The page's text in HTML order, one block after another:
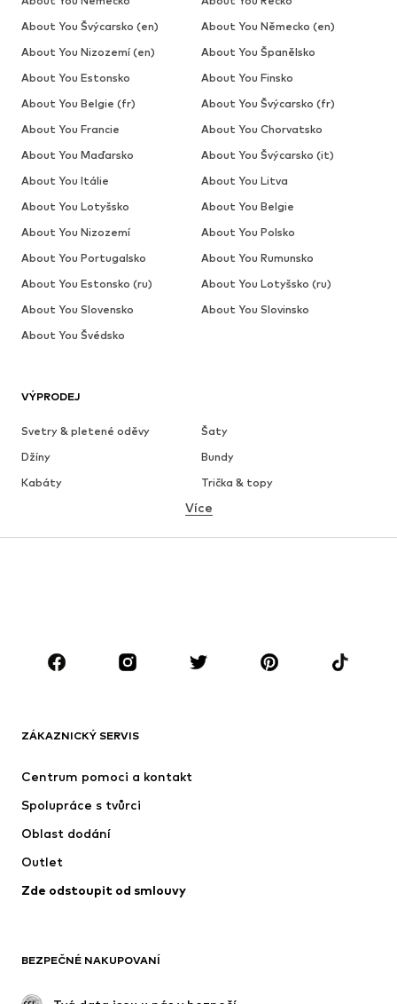
VÝPRODEJ
Svetry & pletené oděvy
Šaty
Džíny
Bundy
Kabáty
Trička & topy
Spodní prádlo
Doplňky
Premium
Nové
Trička & topy
Bundy
Spodní prádlo
Kabáty
Plavky
Příležitosti
Upcyklace
Více
ZÁKAZNICKÝ SERVIS
Centrum pomoci a kontakt
Spolupráce s tvůrci
Oblast dodání
Outlet
Zde odstoupit od smlouvy
BEZPEČNÉ NAKUPOVANÍ
About You Švýcarsko (en)
About You Německo (en)
About You Nizozemí (en)
About You Španělsko
About You Estonsko
About You Finsko
About You Belgie (fr)
About You Švýcarsko (fr)
About You Francie
About You Chorvatsko
About You Maďarsko
About You Švýcarsko (it)
About You Itálie
About You Litva
About You Lotyšsko
About You Belgie
About You Nizozemí
About You Polsko
About You Portugalsko
About You Rumunsko
About You Estonsko (ru)
About You Lotyšsko (ru)
About You Slovensko
About You Slovinsko
About You Švédsko